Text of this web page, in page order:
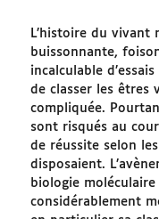
L’histoire du vivant
buissonnante,
incalculable
de classer les êtres
compliquée.
sont risqués au
de réussite selon
disposaient.
biologie
considérablement